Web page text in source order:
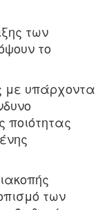
των
το
με υπάρχοντα
ποιότητας
των